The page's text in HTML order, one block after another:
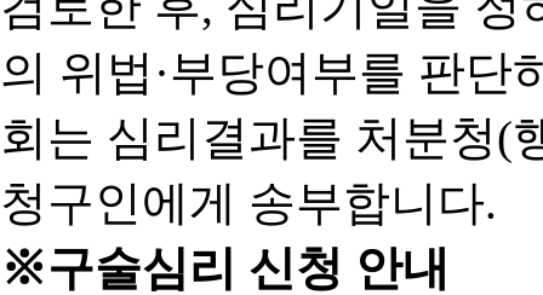
의 위법·부당여부를 판단
회는 심리결과를 처분청(
청구인에게 송부합니다.
※구술심리 신청 안내